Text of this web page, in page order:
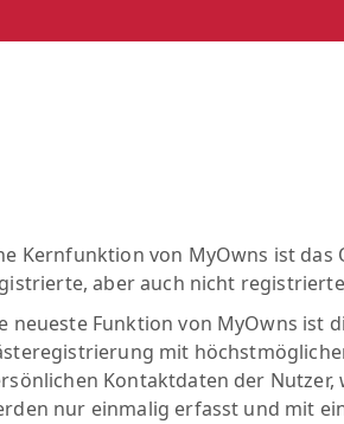
Kernfunktion von MyOwns ist
aber auch nicht
neueste Funktion von MyOwns ist
mit
Kontaktdaten der Nutzer,
nur einmalig erfasst und mit